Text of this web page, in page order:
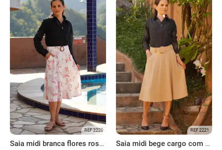
REF 2220
Saia midi branca flores rosas com bolsos
REF 2221
Saia midi bege cargo com bolsos